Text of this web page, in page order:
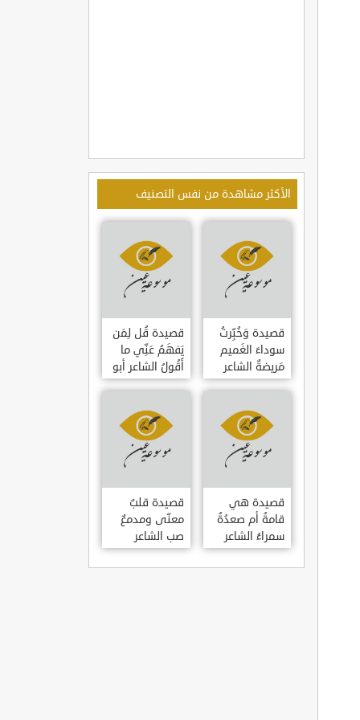
الأكثر مشاهدة من نفس التصنيف
قصيدة وَخُبِّرتُ
سوداءَ الغَميم
مَريضةٌ الشاعر
العوام بن عقبة
قصيدة قُل لِمَن
يَفهَمُ عَنِّي ما
أَقُولُ الشاعر أبو
حامد الغزالي
قصيدة هي
قامةُ أم صعدُةُ
سمراءُ الشاعر
سيف الدين
المشد
قصيدة قلبٌ
معنّى ومدمعٌ
صب الشاعر
سيف الدين
المشد